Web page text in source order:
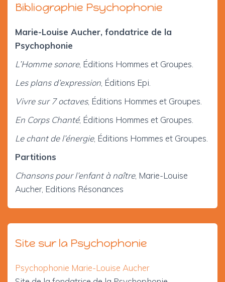
Bibliographie Psychophonie
Marie-Louise Aucher, fondatrice de la
Psychophonie
L’Homme sonore, Éditions Hommes et Groupes.
Les plans d’expression , Éditions Epi.
Vivre sur 7 octaves, Éditions Hommes et Groupes.
En Corps Chanté, Éditions Hommes et Groupes.
Le chant de l’énergie, Éditions Hommes et Groupes.
Partitions
Chansons pour l’enfant à naître, Marie-Louise
Aucher, Editions Résonances
Site sur la Psychophonie
Psychophonie Marie-Louise Aucher